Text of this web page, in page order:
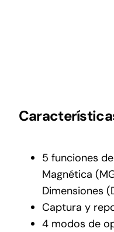
5 funciones
Magnética
Dimensiones
Captura y
4 modos de